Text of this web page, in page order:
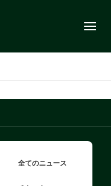
全てのニュース